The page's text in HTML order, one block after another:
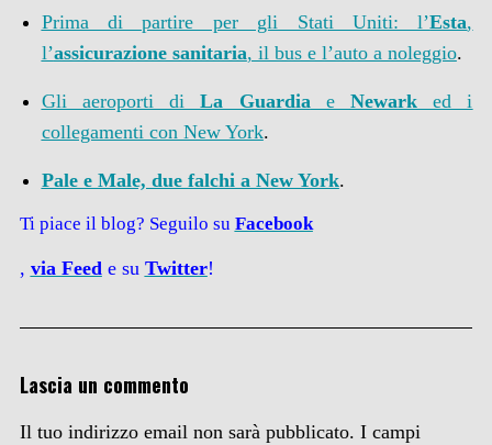
Prima di partire per gli Stati Uniti: l’Esta,
l’assicurazione sanitaria, il bus e l’auto a noleggio.
Gli aeroporti diLa Guardiae Newarked i
collegamenti con New York.
Pale e Male, due falchi a New York.
Ti piace il blog? Seguilo su Facebook
, via Feede su Twitter!
Lascia un commento
Il tuo indirizzo email non sarà pubblicato. I campi